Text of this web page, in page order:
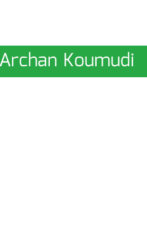
Koumudi